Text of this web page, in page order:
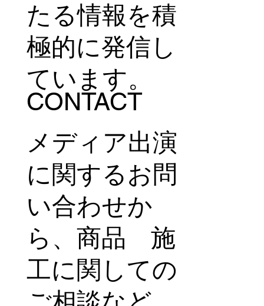
たる情報を積
極的に発信し
ています。
CONTACT
メディア出演
に関するお問
い合わせか
ら、商品 施
工に関しての